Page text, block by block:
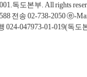
독도본부. All rights
전송 02-738-2050 ⓔ-
024-047973-01-019(독도